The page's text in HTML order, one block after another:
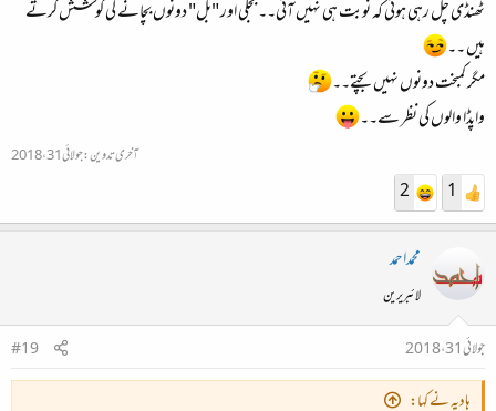
ٹھنڈی چل رہی ہوتی کہ نوبت ہی نہیں آتی۔۔ بجلی اور "بل" دونوں بچانے کی کوشش کرتے
ہیں ۔۔
مگر کمبخت دونوں نہیں بچتے۔۔
واپڈا والوں کی نظر سے۔۔
آخری تدوین:جولائی 31، 2018
1
2
محمداحمد
لائبریرین
جولائی 31، 2018
#19
ہادیہ نے کہا: